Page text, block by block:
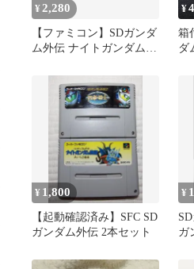
¥ 2,280
【ファミコン】SDガンダ
ム外伝 ナイトガンダム物
¥
箱
ダ
コ
¥ 1,800
【起動確認済み】SFC SD
ガンダム外伝 2本セット
¥
ガ